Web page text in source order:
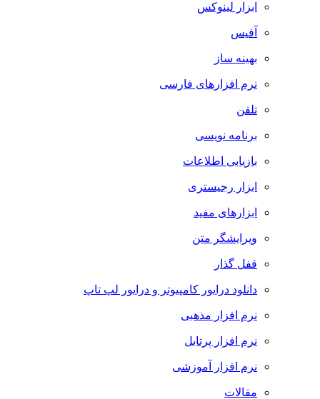
ابزار لینوکس
آفیس
بهینه ساز
نرم افزارهای فارسی
تلفن
برنامه نویسی
بازیابی اطلاعات
ابزار رجیستری
ابزارهای مفید
ویرایشگر متن
قفل گذار
دانلود درایور کامپیوتر و درایور لپ تاپ
نرم افزار مذهبی
نرم افزار پرتابل
نرم افزار آموزشی
مقالات